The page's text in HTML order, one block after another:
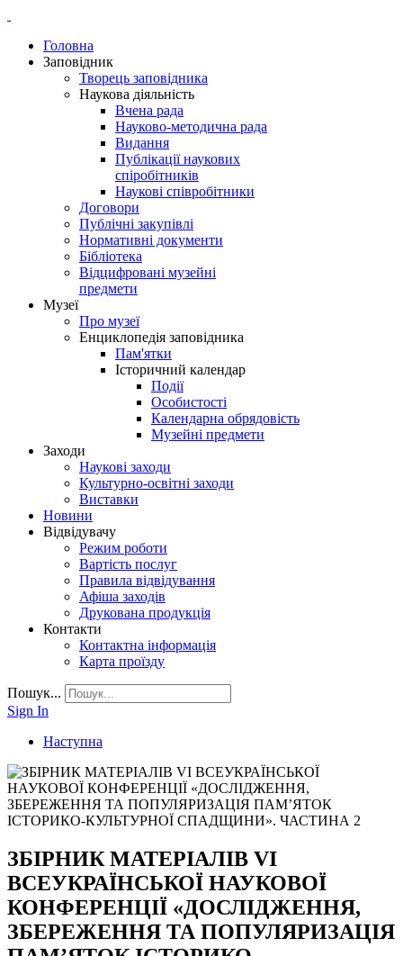
Головна
Заповідник
Творець заповідника
Наукова діяльність
Вчена рада
Науково-методична рада
Видання
Публікації наукових
спіробітників
Наукові співробітники
Договори
Публічні закупівлі
Нормативні документи
Бібліотека
Відцифровані музейні
предмети
Музеї
Про музеї
Енциклопедія заповідника
Пам'ятки
Історичний календар
Події
Особистості
Календарна обрядовість
Музейні предмети
Заходи
Наукові заходи
Культурно-освітні заходи
Виставки
Новини
Відвідувачу
Режим роботи
Вартість послуг
Правила відвідування
Афіша заходів
Друкована продукція
Контакти
Контактна інформація
Карта проїзду
Пошук...
Sign In
Наступна
ЗБІРНИК МАТЕРІАЛІВ VІ
ВСЕУКРАЇНСЬКОЇ НАУКОВОЇ
КОНФЕРЕНЦІЇ «ДОСЛІДЖЕННЯ,
ЗБЕРЕЖЕННЯ ТА ПОПУЛЯРИЗАЦІЯ